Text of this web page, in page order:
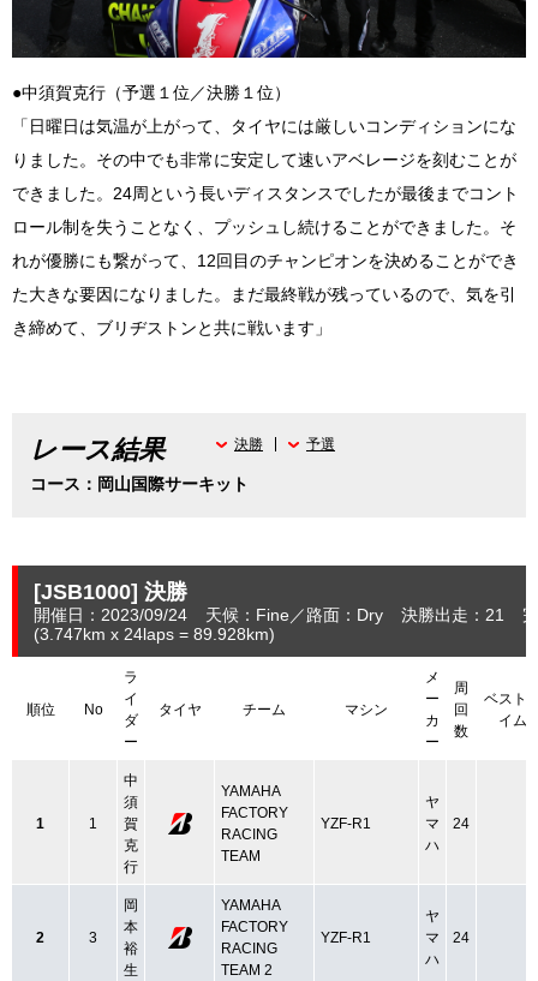
●中須賀克行（予選１位／決勝１位）
「日曜日は気温が上がって、タイヤには厳しいコンディションにな
りました。その中でも非常に安定して速いアベレージを刻むことが
できました。24周という長いディスタンスでしたが最後までコント
ロール制を失うことなく、プッシュし続けることができました。そ
れが優勝にも繋がって、12回目のチャンピオンを決めることができ
た大きな要因になりました。まだ最終戦が残っているので、気を引
き締めて、ブリヂストンと共に戦います」
レース結果
コース：岡山国際サーキット
決勝 予選
[JSB1000] 決勝
開催日：2023/09/24 天候：Fine 路面：Dry 決勝出走：21
(3.747km x 24laps = 89.928km)
順位 No
ラ
イ
ダ
ー
タイヤ チーム マシン
メ
ー
カ
ー
周
回
数
ベスト
イム
1 1
中
須
賀
克
行
YAMAHA
FACTORY
RACING
TEAM
YZF-R1
ヤ
マ
ハ
24
2 3
岡
本
裕
生
YAMAHA
FACTORY
RACING
TEAM 2
YZF-R1
ヤ
マ
ハ
24